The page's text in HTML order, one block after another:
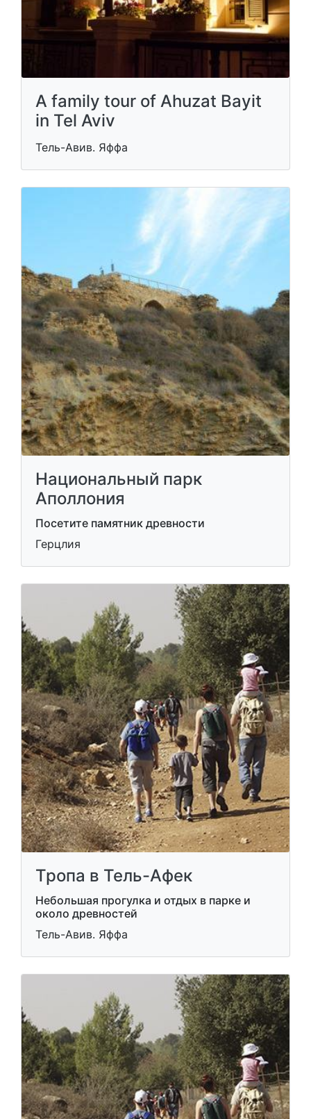
A family tour of Ahuzat Bayit
in Tel Aviv
Национальный парк
Аполлония
Посетите памятник древности
Тропа в Тель-Афек
около древностей
Тель-Авив. Яффа